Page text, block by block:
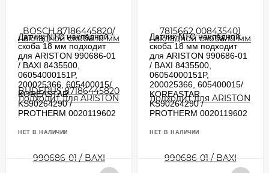
Датчик NTC накладной
скоба 18 мм подходит
для ARISTON 990686-01
/ BAXI 8435500,
06054000151P,
200025366, 605400015/
KOREASTAR
KS90264290 /
PROTHERM 0020119602
НЕТ В НАЛИЧИИ
Датчик NTC накладной
скоба 18 мм подходит
для ARISTON 990686-01
/ BAXI 8435500,
06054000151P,
200025366, 605400015/
KOREASTAR
KS90264290 /
PROTHERM 0020119602
НЕТ В НАЛИЧИИ